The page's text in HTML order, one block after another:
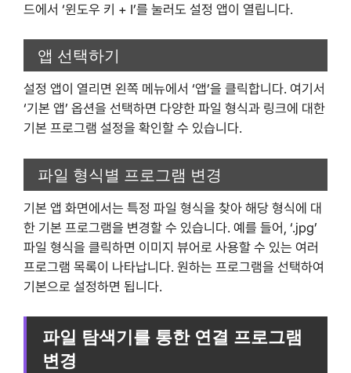
드에서 ‘윈도우 키 + I’를 눌러도 설정 앱이 열립니다.
앱 선택하기
설정 앱이 열리면 왼쪽 메뉴에서 ‘앱’을 클릭합니다. 여기서
‘기본 앱’ 옵션을 선택하면 다양한 파일 형식과 링크에 대한
기본 프로그램 설정을 확인할 수 있습니다.
파일 형식별 프로그램 변경
기본 앱 화면에서는 특정 파일 형식을 찾아 해당 형식에 대
한 기본 프로그램을 변경할 수 있습니다. 예를 들어, ‘.jpg’
파일 형식을 클릭하면 이미지 뷰어로 사용할 수 있는 여러
프로그램 목록이 나타납니다. 원하는 프로그램을 선택하여
기본으로 설정하면 됩니다.
파일 탐색기를 통한 연결 프로그램
변경